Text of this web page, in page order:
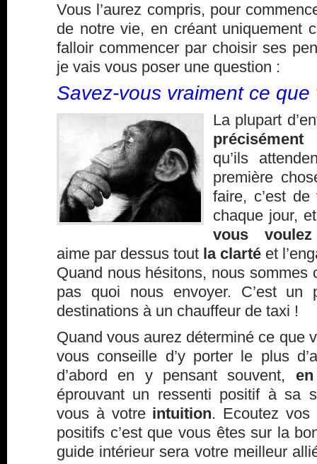
Vous l’aurez compris, pour
de notre vie, en créant uniquement
falloir commencer par choisir ses
je vais vous poser une question :
Savez-vous vraiment ce
La plupart
précisément
qu’ils
première
faire, c’est
chaque jour,
vous
aime par dessus tout la clarté et
Quand nous hésitons, nous sommes
pas quoi nous envoyer. C’est un
destinations à un chauffeur de taxi !
Quand vous aurez déterminé ce que
vous conseille d’y porter le plus
d’abord en y pensant souvent,
éprouvant un ressenti positif à sa
vous à votreintuition. Ecoutez vos
positifs c’est que vous êtes sur la
guide intérieur sera votre meilleur